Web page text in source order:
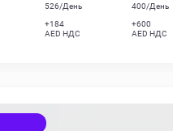
526/День
+184
AED НДС
400/День
+600
AED НДС